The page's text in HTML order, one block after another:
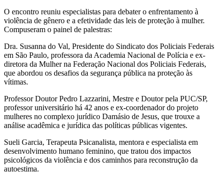
O encontro reuniu especialistas para debater o enfrentamento à
violência de gênero e a efetividade das leis de proteção à mulher.
Compuseram o painel de palestras:
Dra. Susanna do Val, Presidente do Sindicato dos Policiais Federais
em São Paulo, professora da Academia Nacional de Polícia e ex-
diretora da Mulher na Federação Nacional dos Policiais Federais,
que abordou os desafios da segurança pública na proteção às
vítimas.
Professor Doutor Pedro Lazzarini, Mestre e Doutor pela PUC/SP,
professor universitário há 42 anos e ex-coordenador do projeto
mulheres no complexo jurídico Damásio de Jesus, que trouxe a
análise acadêmica e jurídica das políticas públicas vigentes.
Sueli Garcia, Terapeuta Psicanalista, mentora e especialista em
desenvolvimento humano feminino, que tratou dos impactos
psicológicos da violência e dos caminhos para reconstrução da
autoestima.